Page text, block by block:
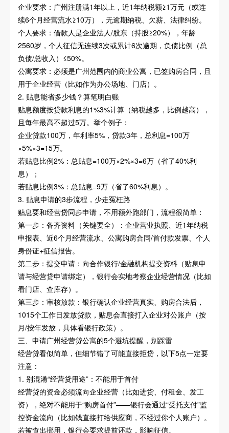
企业要求：广州注册满1年以上，近1年纳税额≥1万元（或连
续6个月经营流水≥10万），无逾期纳税、欠薪、法律纠纷。
个人要求：借款人是企业法人/股东（持股≥20%），年龄
2560岁，个人征信无连续3次或累计6次逾期，负债比例（总
负债/总收入）≤50%。
公寓要求：必须是广州范围内的商业公寓，已签购房合同，且
用于企业经营（比如作为办公场地、门店）。
2. 贴息能省多少钱？算笔明白账
贴息额度按贷款利息的1%3%计算（纳税越多，比例越高），
且每年最高不超过5万。举个例子：
企业贷款100万，年利率5%，贷款3年，总利息=100万
×5%×3=15万。
若贴息比例2%：总贴息=100万×2%×3=6万（省了40%利
息）；
若贴息比例3%：总贴息=9万（省了60%利息）。
3. 贴息申请的3步流程，少走冤枉路
贴息要和经营贷同步申请，不用额外跑部门，流程很简单：
第一步：备齐资料（关键要全）：企业营业执照、近1年纳税
申报表、近6个月经营流水、公寓购房合同/首付款发票、个人
身份证+征信报告。
第二步：提交申请：向合作银行/金融机构提交资料（贴息申
请与经营贷申请绑定），银行会实地考察企业经营情况（比如
看门店、查库存）。
第三步：审核放款：银行确认企业经营真实、购房合法后，
1015个工作日发放贷款，贴息会直接打入企业对公账户（按
月/按年发放，具体看银行政策）。
三、申请广州经营贷公寓的5个避坑提醒，别踩雷
经营贷看似简单，但细节错了可能直接拒贷，以下5点一定要
注意：
1. 别混淆“经营贷用途”：不能用于首付
经营贷的资金必须流向企业经营（比如进货、付租金、发工
资），绝对不能用于“购房首付”——银行会通过“受托支付”监
控资金流向（比如钱直接打给供应商，不经过你个人账户）。
若被查出挪用，银行会要求提前还款，影响征信。